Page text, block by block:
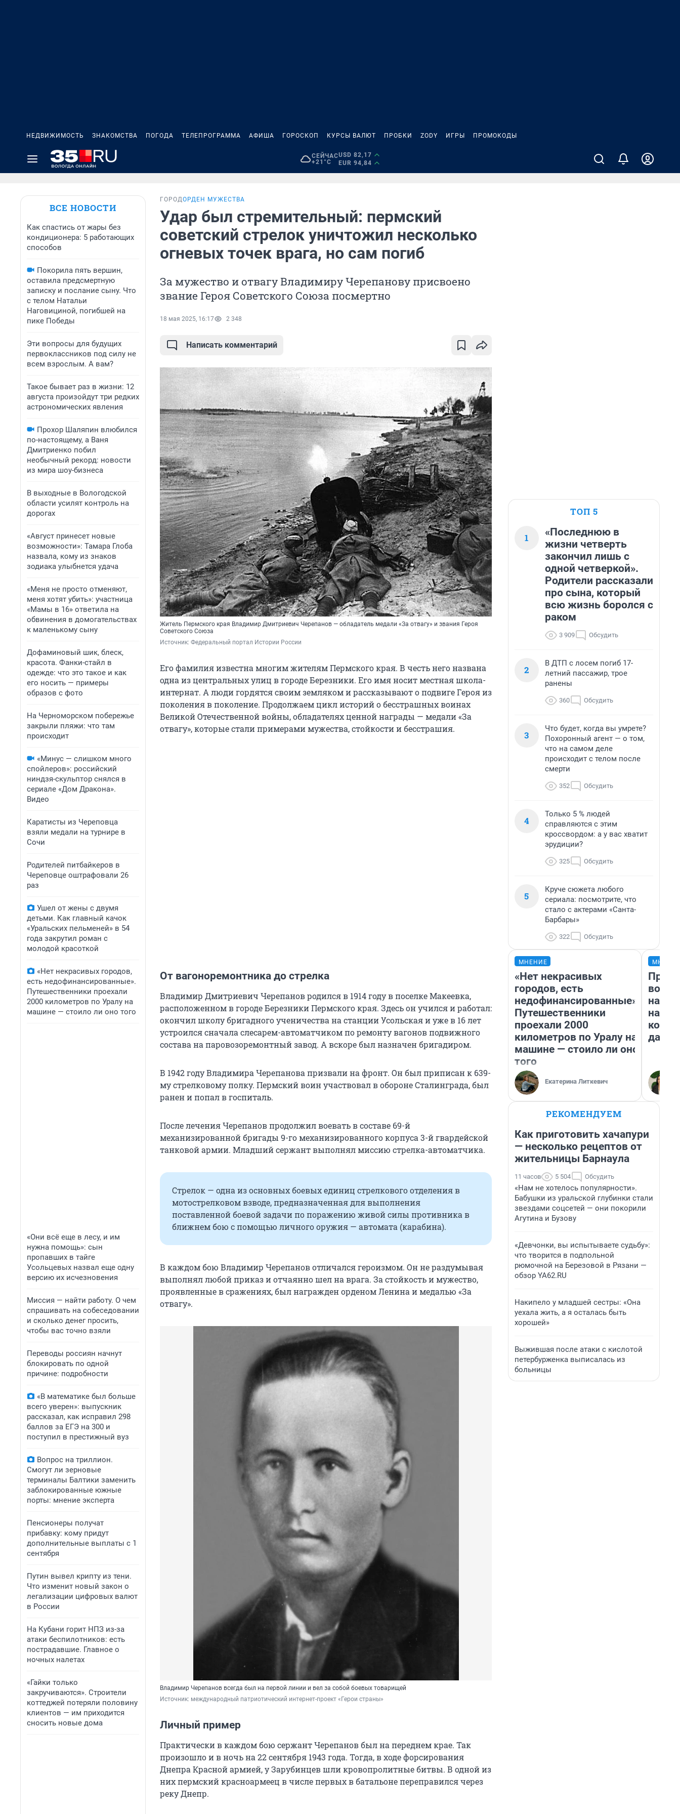
НЕДВИЖИМОСТЬ ЗНАКОМСТВА ПОГОДА ТЕЛЕПРОГРАММА АФИША ГОРОСКОП КУРСЫ ВАЛЮТ ПРОБКИ ZODY ИГРЫ ПРОМОКОДЫ
СЕЙЧАС
+21°C
USD 82,17
EUR 94,84
ВСЕ НОВОСТИ
Как спастись от жары без
кондиционера: 5 работающих
способов
Покорила пять вершин,
оставила предсмертную
записку и послание сыну. Что
с телом Натальи
Наговициной, погибшей на
пике Победы
Эти вопросы для будущих
первоклассников под силу не
всем взрослым. А вам?
Такое бывает раз в жизни: 12
августа произойдут три редких
астрономических явления
Прохор Шаляпин влюбился
по-настоящему, а Ваня
Дмитриенко побил
необычный рекорд: новости
из мира шоу-бизнеса
В выходные в Вологодской
области усилят контроль на
дорогах
«Август принесет новые
возможности»: Тамара Глоба
назвала, кому из знаков
зодиака улыбнется удача
«Меня не просто отменяют,
меня хотят убить»: участница
«Мамы в 16» ответила на
обвинения в домогательствах
к маленькому сыну
Дофаминовый шик, блеск,
красота. Фанки-стайл в
одежде: что это такое и как
его носить — примеры
образов с фото
На Черноморском побережье
закрыли пляжи: что там
происходит
«Минус — слишком много
спойлеров»: российский
ниндзя-скульптор снялся в
сериале «Дом Дракона».
Видео
Каратисты из Череповца
взяли медали на турнире в
Сочи
Родителей питбайкеров в
Череповце оштрафовали 26
раз
Ушел от жены с двумя
детьми. Как главный качок
«Уральских пельменей» в 54
года закрутил роман с
молодой красоткой
«Нет некрасивых городов,
есть недофинансированные».
Путешественники проехали
2000 километров по Уралу на
машине — стоило ли оно того
«Они всё еще в лесу, и им
нужна помощь»: сын
пропавших в тайге
Усольцевых назвал еще одну
версию их исчезновения
Миссия — найти работу. О чем
спрашивать на собеседовании
и сколько денег просить,
чтобы вас точно взяли
Переводы россиян начнут
блокировать по одной
причине: подробности
«В математике был больше
всего уверен»: выпускник
рассказал, как исправил 298
баллов за ЕГЭ на 300 и
поступил в престижный вуз
Вопрос на триллион.
Смогут ли зерновые
терминалы Балтики заменить
заблокированные южные
порты: мнение эксперта
Пенсионеры получат
прибавку: кому придут
дополнительные выплаты с 1
сентября
Путин вывел крипту из тени.
Что изменит новый закон о
легализации цифровых валют
в России
На Кубани горит НПЗ из-за
атаки беспилотников: есть
пострадавшие. Главное о
ночных налетах
«Гайки только
закручиваются». Строители
коттеджей потеряли половину
клиентов — им приходится
сносить новые дома
ГОРОДОРДЕН МУЖЕСТВА
Удар был стремительный: пермский
советский стрелок уничтожил несколько
огневых точек врага, но сам погиб
За мужество и отвагу Владимиру Черепанову присвоено
звание Героя Советского Союза посмертно
18 мая 2025, 16:17 2 348
Написать комментарий
Житель Пермского края Владимир Дмитриевич Черепанов — обладатель медали «За отвагу» и звания Героя
Советского Союза
Источник: Федеральный портал Истории России
Его фамилия известна многим жителям Пермского края. В честь него названа
одна из центральных улиц в городе Березники. Его имя носит местная школа-
интернат. А люди гордятся своим земляком и рассказывают о подвиге Героя из
поколения в поколение. Продолжаем цикл историй о бесстрашных воинах
Великой Отечественной войны, обладателях ценной награды — медали «За
отвагу», которые стали примерами мужества, стойкости и бесстрашия.
От вагоноремонтника до стрелка
Владимир Дмитриевич Черепанов родился в 1914 году в поселке Макеевка,
расположенном в городе Березники Пермского края. Здесь он учился и работал:
окончил школу бригадного ученичества на станции Усольская и уже в 16 лет
устроился сначала слесарем-автоматчиком по ремонту вагонов подвижного
состава на паровозоремонтный завод. А вскоре был назначен бригадиром.
В 1942 году Владимира Черепанова призвали на фронт. Он был приписан к 639-
му стрелковому полку. Пермский воин участвовал в обороне Сталинграда, был
ранен и попал в госпиталь.
После лечения Черепанов продолжил воевать в составе 69-й
механизированной бригады 9-го механизированного корпуса 3-й гвардейской
танковой армии. Младший сержант выполнял миссию стрелка-автоматчика.
Стрелок — одна из основных боевых единиц стрелкового отделения в
мотострелковом взводе, предназначенная для выполнения
поставленной боевой задачи по поражению живой силы противника в
ближнем бою с помощью личного оружия — автомата (карабина).
В каждом бою Владимир Черепанов отличался героизмом. Он не раздумывая
выполнял любой приказ и отчаянно шел на врага. За стойкость и мужество,
проявленные в сражениях, был награжден орденом Ленина и медалью «За
отвагу».
Владимир Черепанов всегда был на первой линии и вел за собой боевых товарищей
Источник: международный патриотический интернет-проект «Герои страны»
Личный пример
Практически в каждом бою сержант Черепанов был на переднем крае. Так
произошло и в ночь на 22 сентября 1943 года. Тогда, в ходе форсирования
Днепра Красной армией, у Зарубинцев шли кровопролитные битвы. В одной из
них пермский красноармеец в числе первых в батальоне переправился через
реку Днепр.
ТОП 5
1
«Последнюю в
жизни четверть
закончил лишь с
одной четверкой».
Родители рассказали
про сына, который
всю жизнь боролся с
раком
3 909 Обсудить
2
В ДТП с лосем погиб 17-
летний пассажир, трое
ранены
360 Обсудить
3
Что будет, когда вы умрете?
Похоронный агент — о том,
что на самом деле
происходит с телом после
смерти
352 Обсудить
4
Только 5 % людей
справляются с этим
кроссвордом: а у вас хватит
эрудиции?
325 Обсудить
5
Круче сюжета любого
сериала: посмотрите, что
стало с актерами «Санта-
Барбары»
322 Обсудить
МНЕНИЕ
«Нет некрасивых
городов, есть
недофинансированные».
Путешественники
проехали 2000
километров по Уралу на
машине — стоило ли оно
того
Екатерина Литкевич
нам
даже
РЕКОМЕНДУЕМ
Как приготовить хачапури
— несколько рецептов от
жительницы Барнаула
11 часов 5 504 Обсудить
«Нам не хотелось популярности».
Бабушки из уральской глубинки стали
звездами соцсетей — они покорили
Агутина и Бузову
«Девчонки, вы испытываете судьбу»:
что творится в подпольной
рюмочной на Березовой в Рязани —
обзор YA62.RU
Накипело у младшей сестры: «Она
уехала жить, а я осталась быть
хорошей»
Выжившая после атаки с кислотой
петербурженка выписалась из
больницы